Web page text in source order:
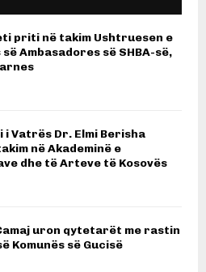
priti në takim Ushtruesen e
Ambasadores së SHBA-së,
Vatrës Dr. Elmi Berisha
në Akademinë e
dhe të Arteve të Kosovës
uron qytetarët me rastin
Komunës së Gucisë